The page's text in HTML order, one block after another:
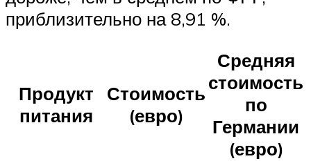
приблизительно на 8,91 %.
Продукт
питания
Стоимость
(евро)
Средняя
стоимость
по
Германии
(евро)